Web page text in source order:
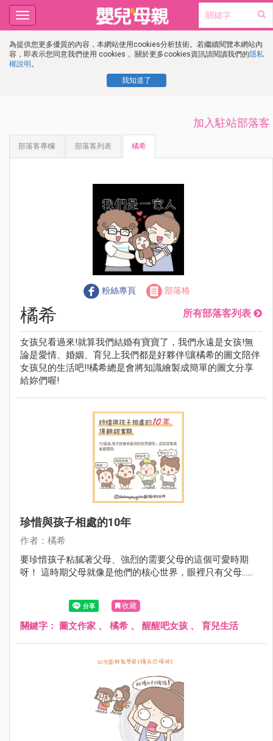
為提供您更多優質的內容，本網站使用cookies分析技術。若繼續閱覽本網站內
容，即表示您同意我們使用 cookies， 關於更多cookies資訊請閱讀我們的隱私
權說明 。
我知道了
Toggle
navigation
加入駐站部落客
部落客專欄 部落客列表 橘希
粉絲專頁 部落格
橘希 所有部落客列表
女孩兒看過來!就算我們結婚有寶寶了，我們永遠是女孩!無
論是愛情、婚姻、育兒上我們都是好夥伴!讓橘希的圖文陪伴
女孩兒的生活吧!!橘希總是會將知識繪製成簡單的圖文分享
給妳們喔!
珍惜與孩子相處的10年
作者：橘希
要珍惜孩子粘膩著父母、強烈的需要父母的這個可愛時期
呀！ 這時期父母就像是他們的核心世界，眼裡只有父母......
收藏
關鍵字： 圖文作家 、 橘希 、 醒醒吧女孩 、 育兒生活